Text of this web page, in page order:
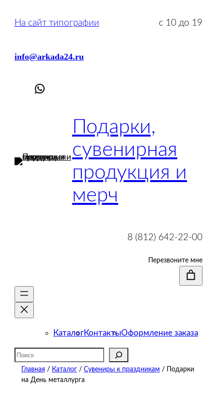
На сайт типографии с 10 до 19
info@arkada24.ru
Подарки,
сувенирная
продукция и
мерч
8 (812) 642-22-00
Перезвоните мне
КаталогКонтактыОформление заказа
Поиск
Главная / Каталог/ Сувениры к праздникам / Подарки
на День металлурга